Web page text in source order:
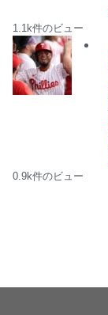
1.1k件のビュー
0.9k件のビュー